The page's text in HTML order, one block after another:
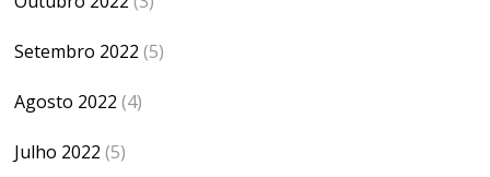
Setembro 2022 (5)
Agosto 2022 (4)
Julho 2022 (5)